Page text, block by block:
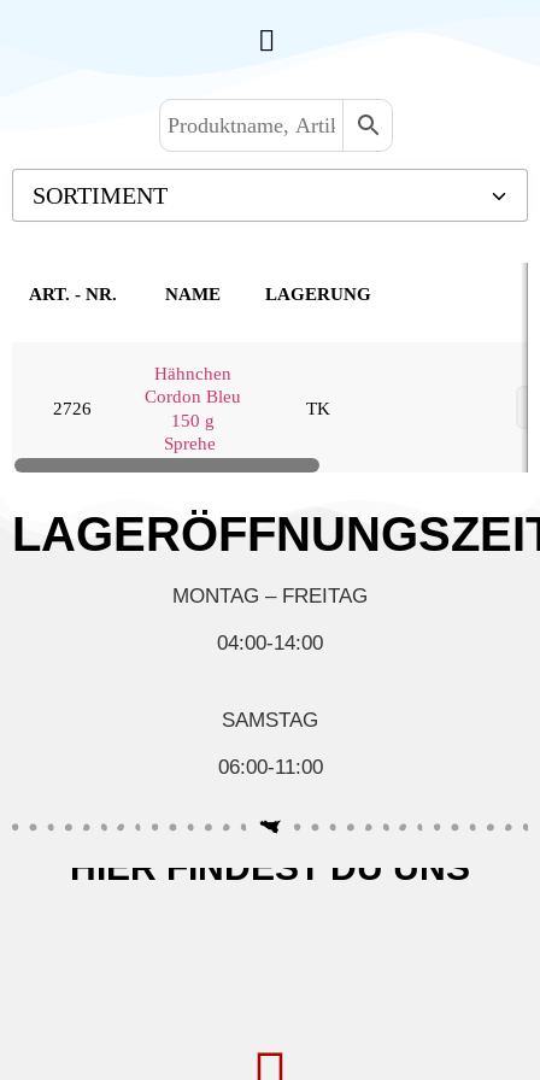
SORTIMENT
Convenience
Kartoffelprodukte
Kuchen & Desserts
Obst & Gemüse
Seafood, Fisch & Meeresfrüchte
Wurst & Schinken
ART. - NR. NAME LAGERUNG
2726
Hähnchen
Cordon Bleu
150 g
Sprehe
TK
MONTAG – FREITAG
04:00-14:00
SAMSTAG
06:00-11:00
HIER FINDEST DU UNS